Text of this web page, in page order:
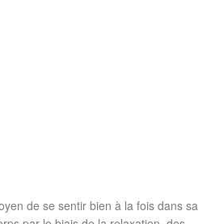
de se sentir bien à la fois dans sa